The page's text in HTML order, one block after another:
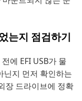
는지 점검하기
에 EFI USB가 물
닌지 먼저 확인하는
장 드라이브에 정확